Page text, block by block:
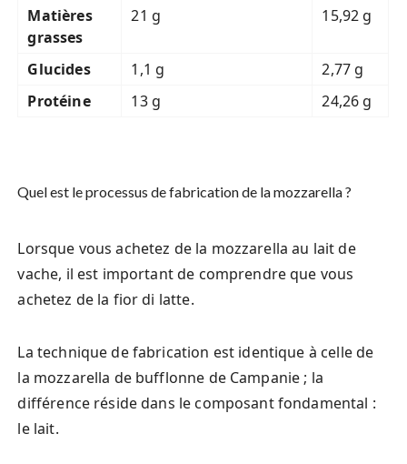
Matières
grasses
21 g 15,92 g
Glucides 1,1 g
2,77 g
Protéine
13 g 24,26 g
Quel est le processus de fabrication de la mozzarella ?
Lorsque vous achetez de la mozzarella au lait de
vache, il est important de comprendre que vous
achetez de la fior di latte.
La technique de fabrication est identique à celle de
la mozzarella de bufflonne de Campanie ; la
différence réside dans le composant fondamental :
le lait.